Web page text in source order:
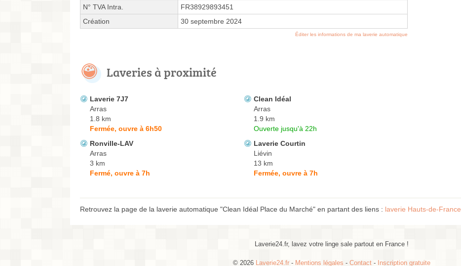
N° TVA Intra.
FR38929893451
Création
30 septembre 2024
Éditer les informations de ma laverie automatique
Laveries à proximité
Laverie 7J7
Arras
1.8 km
Fermée, ouvre à 6h50
Clean Idéal
Arras
1.9 km
Ouverte jusqu'à 22h
Ronville-LAV
Arras
3 km
Fermé, ouvre à 7h
Laverie Courtin
Liévin
13 km
Fermée, ouvre à 7h
Retrouvez la page de la laverie automatique "Clean Idéal Place du Marché" en partant des liens : laverie Hauts-de-France
Laverie24.fr, lavez votre linge sale partout en France !
© 2026 Laverie24.fr - Mentions légales - Contact - Inscription gratuite